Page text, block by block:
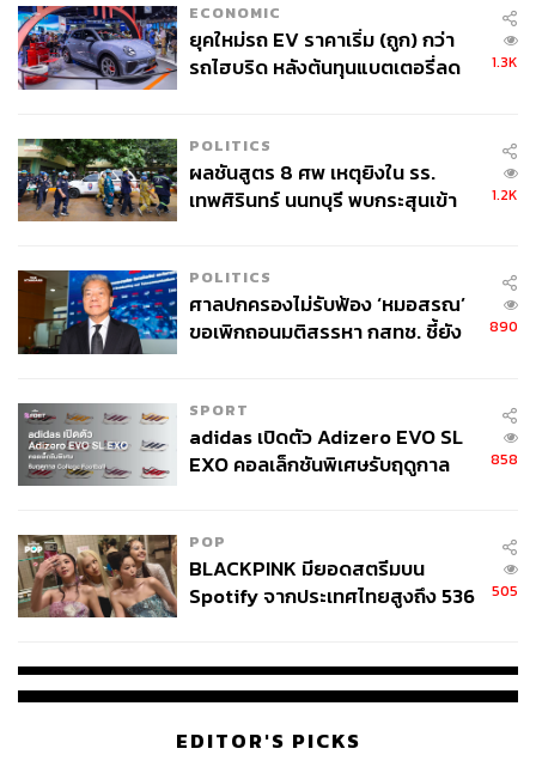
ABOUT THE AUTHOR
ECONOMIC
ยุคใหม่รถ EV ราคาเริ่ม (ถูก) กว่า
รถไฮบริด หลังต้นทุนแบตเตอรี่ลด
1.3K
POLITICS
ผลชันสูตร 8 ศพ เหตุยิงใน รร.
เทพศิรินทร์ นนทบุรี พบกระสุนเข้า
1.2K
POLITICS
ศาลปกครองไม่รับฟ้อง ‘หมอสรณ’
ขอเพิกถอนมติสรรหา กสทช. ชี้ยัง
890
SPORT
adidas เปิดตัว Adizero EVO SL
EXO คอลเล็กชันพิเศษรับฤดูกาล
858
POP
BLACKPINK มียอดสตรีมบน
Spotify จากประเทศไทยสูงถึง 536
505
EDITOR'S PICKS